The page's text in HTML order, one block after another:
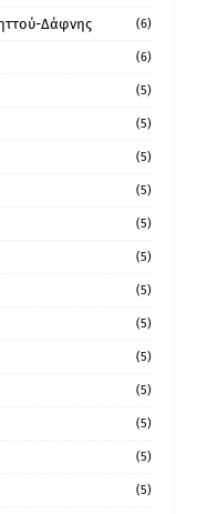
Δάφνης (6)
(6)
(5)
(5)
(5)
(5)
(5)
(5)
(5)
(5)
(5)
(5)
(5)
(5)
(5)